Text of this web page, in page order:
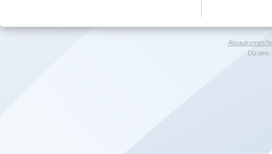
Atsauksmes/
Dizains